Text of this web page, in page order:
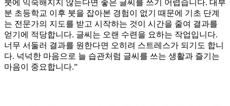
붓에 익숙해지지 않는다면 좋은 글씨를 쓰기 어렵습니다. 대부
분 초등학교 이후 붓을 잡아본 경험이 없기 때문에 기초 단계
는 전문가의 지도를 받고 시작하는 것이 시간을 줄여 결과를
얻기에 적당합니다. 글씨는 오랜 수련을 요하는 작업입니다.
너무 서둘러 결과를 원한다면 오히려 스트레스가 되기도 합니
다. 넉넉한 마음으로 늘 습관처럼 글씨를 쓰는 생활과 즐기는
마음이 중요합니다.”